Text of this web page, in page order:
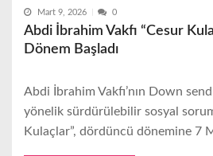
Mart 9, 2026 0
Abdi İbrahim Vakfı “Cesur
Dönem Başladı
Abdi İbrahim Vakfı’nın Down
yönelik sürdürülebilir sosyal
Kulaçlar”, dördüncü dönemine 7